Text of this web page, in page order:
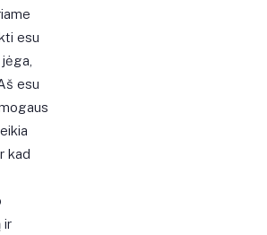
esu
esu
kad
ir